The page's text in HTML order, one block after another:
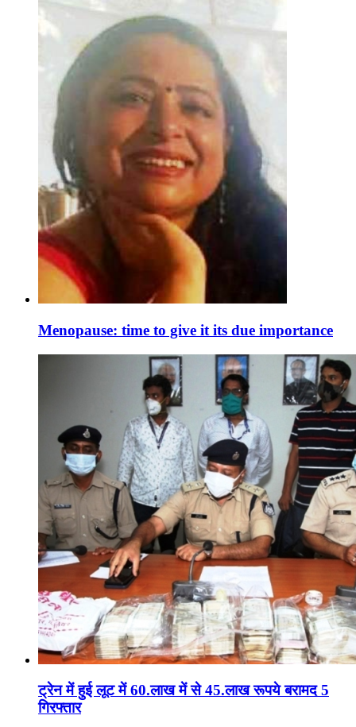
Menopause: time to give it its due importance
ट्रेन में हुई लूट में 60.लाख में से 45.लाख रूपये बरामद 5
गिरफ्तार